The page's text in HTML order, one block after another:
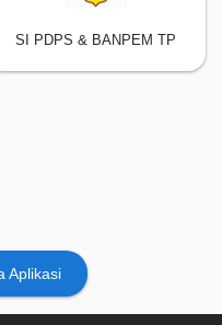
SI PDPS & BANPEM TP
Aplikasi